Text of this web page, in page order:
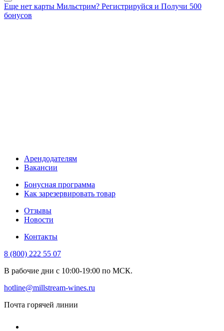
Еще нет карты Мильстрим? Регистрируйся и Получи 500
бонусов
Арендодателям
Вакансии
Бонусная программа
Как зарезервировать товар
Отзывы
Новости
Контакты
8 (800) 222 55 07
В рабочие дни с 10:00-19:00 по МСК.
hotline@millstream-wines.ru
Почта горячей линии